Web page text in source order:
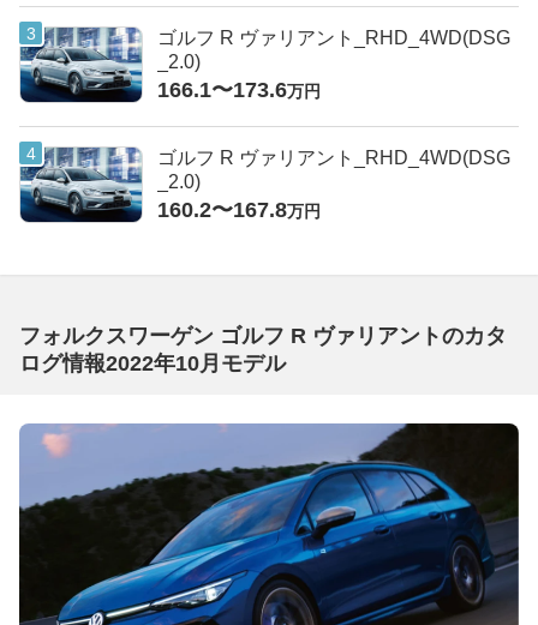
ゴルフ R ヴァリアント_RHD_4WD(DSG
_2.0)
166.1〜173.6万円
ゴルフ R ヴァリアント_RHD_4WD(DSG
_2.0)
160.2〜167.8万円
フォルクスワーゲン ゴルフ R ヴァリアントのカタ
ログ情報2022年10月モデル